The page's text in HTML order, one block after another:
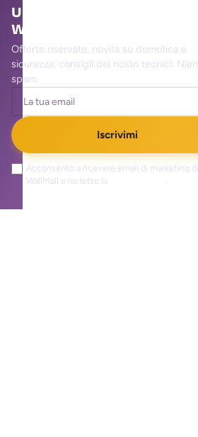
Unisciti alla community
WallMall
Offerte riservate, novità su domotica e
sicurezza, consigli dei nostri tecnici.
spam.
Iscrivimi
Acconsento a ricevere email di marketing
WallMall e ho letto la
.